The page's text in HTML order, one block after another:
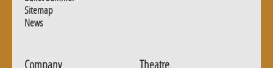
Sitemap
News
Company Theatre